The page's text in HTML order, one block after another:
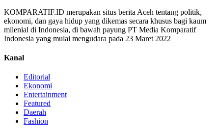
KOMPARATIF.ID merupakan situs berita Aceh tentang politik,
ekonomi, dan gaya hidup yang dikemas secara khusus bagi kaum
milenial di Indonesia, di bawah payung PT Media Komparatif
Indonesia yang mulai mengudara pada 23 Maret 2022
Kanal
Editorial
Ekonomi
Entertainment
Featured
Daerah
Fashion